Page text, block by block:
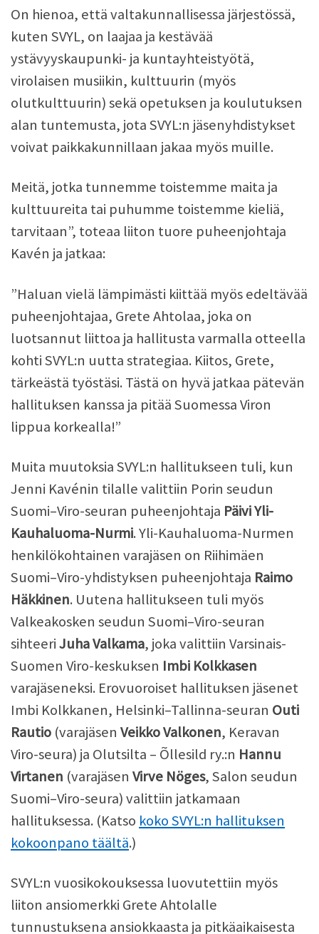
On hienoa, että valtakunnallisessa järjestössä,
kuten SVYL, on laajaa ja kestävää
ystävyyskaupunki- ja kuntayhteistyötä,
virolaisen musiikin, kulttuurin (myös
olutkulttuurin) sekä opetuksen ja koulutuksen
alan tuntemusta, jota SVYL:n jäsenyhdistykset
voivat paikkakunnillaan jakaa myös muille.
Meitä, jotka tunnemme toistemme maita ja
kulttuureita tai puhumme toistemme kieliä,
tarvitaan”, toteaa liiton tuore puheenjohtaja
Kavén ja jatkaa:
”Haluan vielä lämpimästi kiittää myös edeltävää
puheenjohtajaa, Grete Ahtolaa, joka on
luotsannut liittoa ja hallitusta varmalla otteella
kohti SVYL:n uutta strategiaa. Kiitos, Grete,
tärkeästä työstäsi. Tästä on hyvä jatkaa pätevän
hallituksen kanssa ja pitää Suomessa Viron
lippua korkealla!”
Muita muutoksia SVYL:n hallitukseen tuli, kun
Jenni Kavénin tilalle valittiin Porin seudun
Suomi–Viro-seuran puheenjohtaja Päivi Yli-
Kauhaluoma-Nurmi. Yli-Kauhaluoma-Nurmen
henkilökohtainen varajäsen on Riihimäen
Suomi–Viro-yhdistyksen puheenjohtaja Raimo
Häkkinen. Uutena hallitukseen tuli myös
Valkeakosken seudun Suomi–Viro-seuran
sihteeriJuha Valkama, joka valittiin Varsinais-
Suomen Viro-keskuksen Imbi Kolkkasen
varajäseneksi. Erovuoroiset hallituksen jäsenet
Imbi Kolkkanen, Helsinki–Tallinna-seuran Outi
Rautio (varajäsen Veikko Valkonen, Keravan
Viro-seura) ja Olutsilta – Õllesild ry.:n Hannu
Virtanen (varajäsen Virve Nöges, Salon seudun
Suomi–Viro-seura) valittiin jatkamaan
hallituksessa. (Katso koko SVYL:n hallituksen
kokoonpano täältä.)
SVYL:n vuosikokouksessa luovutettiin myös
liiton ansiomerkki Grete Ahtolalle
tunnustuksena ansiokkaasta ja pitkäaikaisesta